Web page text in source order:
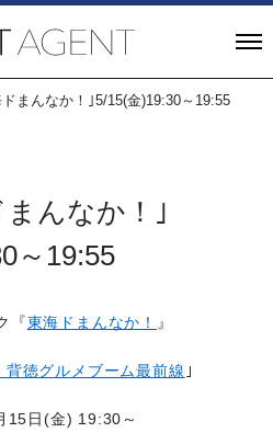
ドまんなか！｣5/15(金)19:30～19:55
んなか！｣
～19:55
『東海ドまんなか！
』
徳グルメブーム最前線 ｣
15日(金) 19:30～